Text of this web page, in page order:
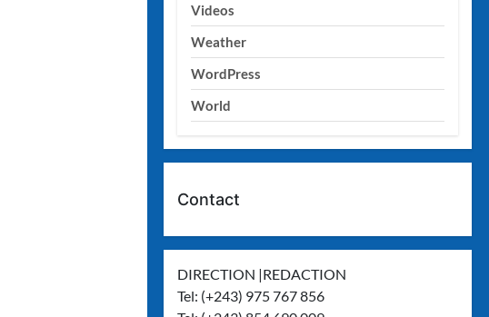
Videos
Weather
WordPress
World
Contact
DIRECTION |REDACTION
Tel: (+243) 975 767 856